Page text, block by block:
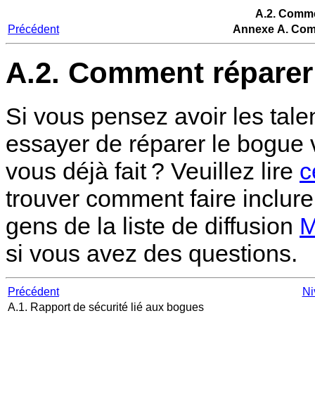
A.2.
Précédent
Annexe A.
A.2. Comment
Si vous pensez avoir les
essayer de réparer le
vous déjà fait ? Veuillez lire
trouver comment faire
gens de la liste de diffusion
si vous avez des questions.
Précédent
A.1. Rapport de sécurité lié aux bogues